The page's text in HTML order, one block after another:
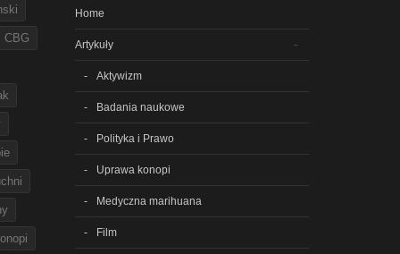
CBG
Home
Artykuły
Aktywizm
Badania naukowe
Polityka i Prawo
Uprawa konopi
Medyczna marihuana
Film